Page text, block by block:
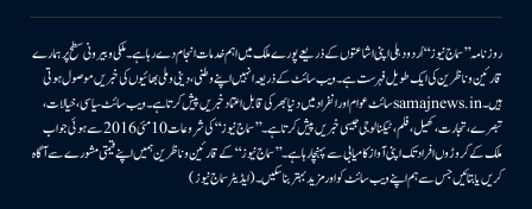
روزنامہ ’’سماج نیوز‘‘ اُردو دہلی اپنی اشاعتوں کے ذریعے پورے ملک میں اہم خدمات انجام دے رہا ہے۔ ملکی وبیرونی سطح پر ہمارے
قارئین وناظرین کی ایک طویل فہرست ہے۔ ویب سائٹ کے ذریعہ انہیں اپنے وطنی، دینی وملی بھائیوں کی خبریں موصول ہوتی
ہیں۔samajnews.inسائٹ عوام اور انفراد میں دنیا بھر کی قابل اعتماد خبریں پیش کرتا ہے۔ ویب سائٹ سیاسی، خیالات،
تبصرے، تجارت، کھیل، فلم، ٹیکنالوجی جیسی خبریں پیش کرتا ہے۔ ’’سماج نیوز‘‘ کی شروعات 10مئی 2016 سے ہوئی جو اب
ملک کے کروڑوں افراد تک اپنی آواز کامیابی سے پہنچا رہا ہے۔ ’’سماج نیوز‘‘ کے قارئین وناظرین ہمیں اپنے قیمتی مشورے سے آگاہ
کریں یا بتائیں جس سے ہم اپنے ویب سائٹ کو اور مزید بہتر بناسکیں۔ (ایڈیٹر سماج نیوز)